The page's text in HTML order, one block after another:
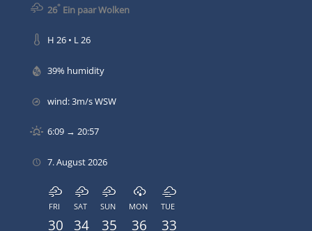
26°Ein paar Wolken
H 26 • L 26
39% humidity
wind: 3m/s WSW
6:09 → 20:57
7. August 2026
FRI
30
SAT
34
SUN
35
MON
36
TUE
33